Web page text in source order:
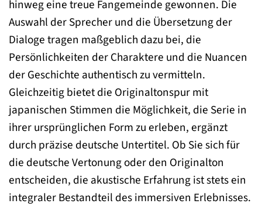
hinweg eine treue Fangemeinde gewonnen. Die
Auswahl der Sprecher und die Übersetzung der
Dialoge tragen maßgeblich dazu bei, die
Persönlichkeiten der Charaktere und die Nuancen
der Geschichte authentisch zu vermitteln.
Gleichzeitig bietet die Originaltonspur mit
japanischen Stimmen die Möglichkeit, die Serie in
ihrer ursprünglichen Form zu erleben, ergänzt
durch präzise deutsche Untertitel. Ob Sie sich für
die deutsche Vertonung oder den Originalton
entscheiden, die akustische Erfahrung ist stets ein
integraler Bestandteil des immersiven Erlebnisses.